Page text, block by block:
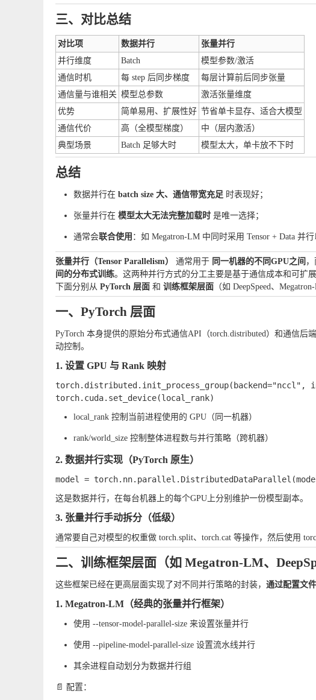
三、对比总结
对比项 数据并行
张量并行
并行维度
Batch
模型参数/激活
通信时机
每 step 后同步梯度
每层计算前后同步张量
通信量与谁相关 模型总参数
激活张量维度
优势
简单易用、扩展性好 节省单卡显存、适合大模型
通信代价
高（全模型梯度）
中（层内激活）
典型场景
Batch 足够大时 模型太大，单卡放不下时
总结
数据并行在 batch size 大、通信带宽充足 时表现好；
张量并行在 模型太大无法完整加载时 是唯一选择；
通常会联合使用 ：如 Megatron-LM 中同时采用 Tensor + Data 并
张量并行（Tensor Parallelism） 通常用于 同一机器的不同GPU之间 ，
间的分布式训练。这两种并行方式的分工主要是基于通信成本和可扩展
下面分别从 PyTorch 层面 和 训练框架层面 （如 DeepSpeed、
一、PyTorch 层面
PyTorch 本身提供的原始分布式通信API（torch.distributed）和通信后
动控制。
1. 设置 GPU 与 Rank 映射
torch.distributed.init_process_group(backend="nccl",
local_rank 控制当前进程使用的 GPU（同一机器）
rank/world_size 控制整体进程数与并行策略（跨机器）
2. 数据并行实现（PyTorch 原生）
这是数据并行，在每台机器上的每个GPU上分别维护一份模型副本。
3. 张量并行手动拆分（低级）
通常要自己对模型的权重做 torch.split、 torch.cat 等操作，然后使用
二、训练框架层面（如 Megatron-LM、
这些框架已经在更高层面实现了对不同并行策略的封装， 通过配置文
1. Megatron-LM （经典的张量并行框架）
使用 --tensor-model-parallel-size 来设置张量并行
使用 --pipeline-model-parallel-size 设置流水线并行
其余进程自动划分为数据并行组
📄 配置：